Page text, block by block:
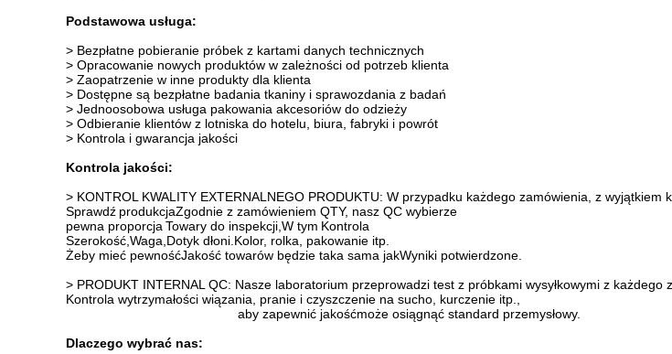
Podstawowa usługa:
> Bezpłatne pobieranie próbek z kartami danych technicznych
> Opracowanie nowych produktów w zależności od potrzeb klienta
> Zaopatrzenie w inne produkty dla klienta
> Dostępne są bezpłatne badania tkaniny i sprawozdania z badań
> Jednoosobowa usługa pakowania akcesoriów do odzieży
> Odbieranie klientów z lotniska do hotelu, biura, fabryki i powrót
> Kontrola i gwarancja jakości
Kontrola jakości:
> KONTROL KWALITY EXTERNALNEGO PRODUKTU: W przypadku każdego zamówienia, z wyjątkiem
Sprawdź produkcjaZgodnie z zamówieniem QTY, nasz QC wybierze
pewna proporcja Towary do inspekcji, W tym Kontrola
Szerokość Waga, Dotyk dłoni. Kolor, rolka, pakowanie itp.
Żeby mieć pewnośćJakość towarów będzie taka sama jakWyniki potwierdzone.
> PRODUKT INTERNAL QC: Nasze laboratorium przeprowadzi test z próbkami wysyłkowymi z każdego
Kontrola wytrzymałości wiązania, pranie i czyszczenie na sucho, kurczenie itp.,
aby zapewnić jakośćmoże osiągnąć standard przemysłowy.
Dlaczego wybrać nas: